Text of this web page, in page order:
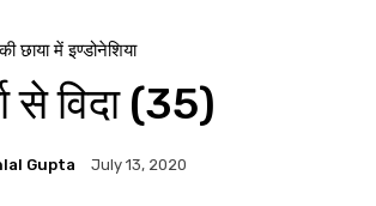
छाया में इण्डोनेशिया
से विदा (35)
Gupta July 13, 2020